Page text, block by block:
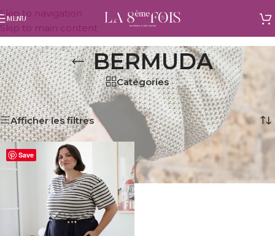
Skip to navigation
Skip to main content
MENU
BERMUDA
Catégories
Accueil/Produits identifiés “bermuda” Voici le seul résultat
Afficher les filtres
Save